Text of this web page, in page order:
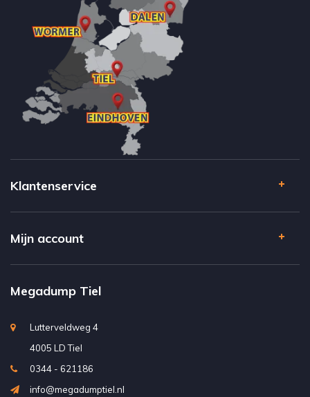
Klantenservice
Mijn account
Megadump Tiel
Lutterveldweg 4
4005 LD Tiel
0344 - 621186
info@megadumptiel.nl